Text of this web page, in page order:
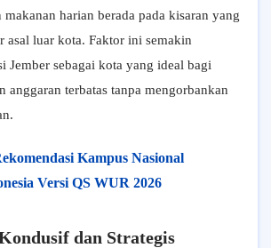
harian berada pada kisaran yang
asal luar kota. Faktor ini semakin
Jember sebagai kota yang ideal bagi
anggaran terbatas tanpa mengorbankan
Kampus Nasional
Versi QS WUR 2026
dan Strategis